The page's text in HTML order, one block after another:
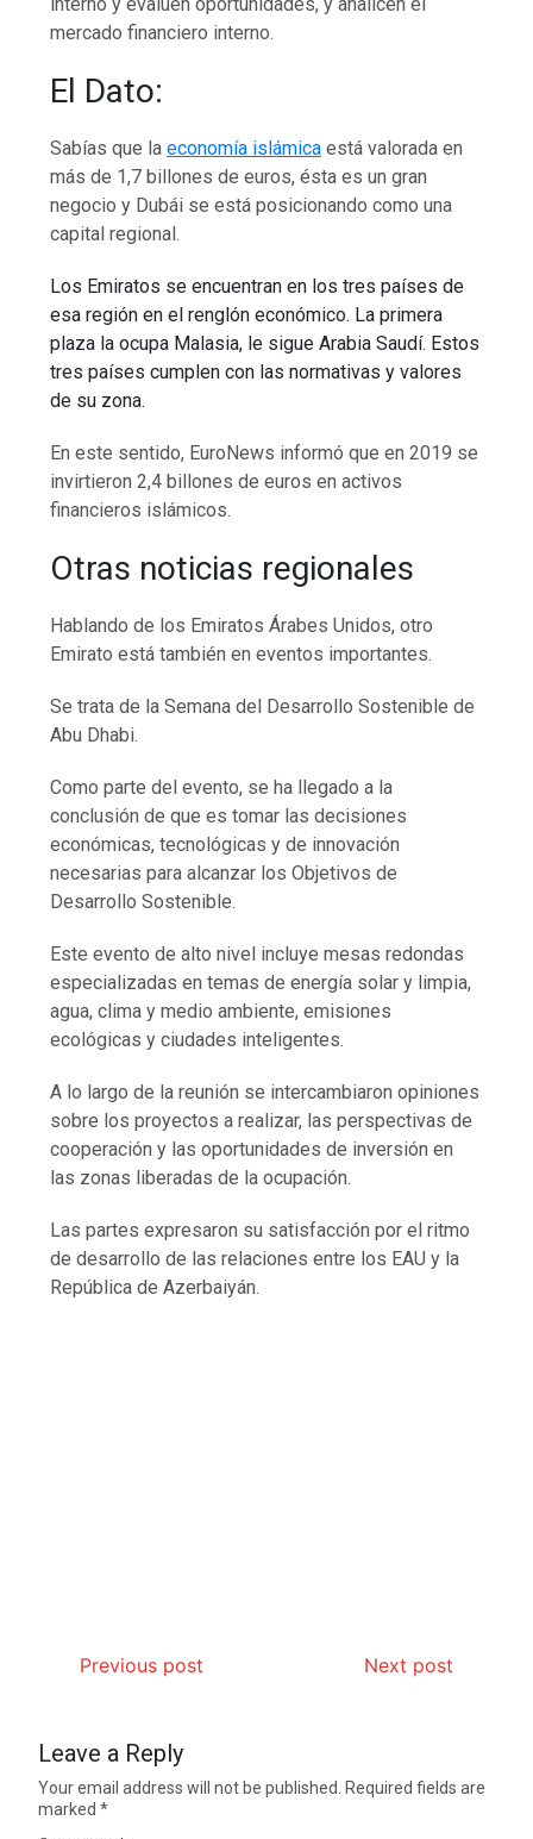
interno y evalúen oportunidades, y analicen el
mercado financiero interno.
El Dato:
Sabías que laeconomía islámica está valorada en
más de 1,7 billones de euros, ésta es un gran
negocio y Dubái se está posicionando como una
capital regional.
Los Emiratos se encuentran en los tres países de
esa región en el renglón económico. La primera
plaza la ocupa Malasia, le sigue Arabia Saudí. Estos
tres países cumplen con las normativas y valores
de su zona.
En este sentido, EuroNews informó que en 2019 se
invirtieron 2,4 billones de euros en activos
financieros islámicos.
Otras noticias regionales
Hablando de los Emiratos Árabes Unidos, otro
Emirato está también en eventos importantes.
Se trata de la Semana del Desarrollo Sostenible de
Abu Dhabi.
Como parte del evento, se ha llegado a la
conclusión de que es tomar las decisiones
económicas, tecnológicas y de innovación
necesarias para alcanzar los Objetivos de
Desarrollo Sostenible.
Este evento de alto nivel incluye mesas redondas
especializadas en temas de energía solar y limpia,
agua, clima y medio ambiente, emisiones
ecológicas y ciudades inteligentes.
A lo largo de la reunión se intercambiaron opiniones
sobre los proyectos a realizar, las perspectivas de
cooperación y las oportunidades de inversión en
las zonas liberadas de la ocupación.
Las partes expresaron su satisfacción por el ritmo
de desarrollo de las relaciones entre los EAU y la
República de Azerbaiyán.
Previous post Next post
Leave a Reply
Your email address will not be published. Required fields are
marked*